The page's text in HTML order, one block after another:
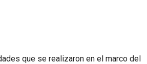
que se realizaron en el marco del